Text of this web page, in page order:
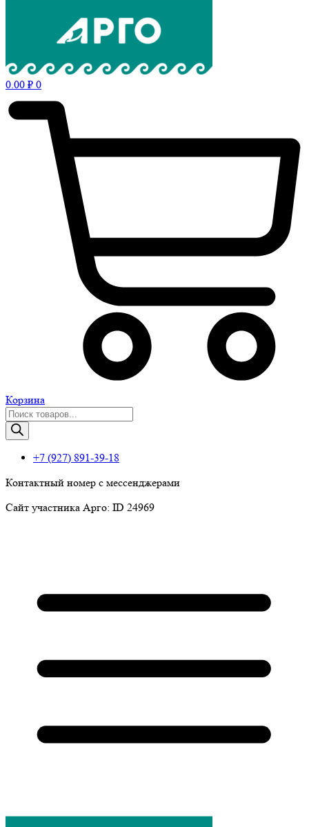
0.00 ₽ 0
Корзина
Поиск
товаров
+7 (927) 891-39-18
Контактный номер с мессенджерами
Сайт участника Арго: ID 24969